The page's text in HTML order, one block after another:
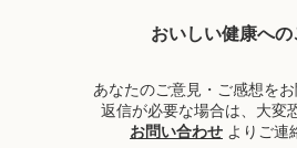
おいしい健康へ
あなたのご意見・ご感想を
返信が必要な場合は、大変
お問い合わせ よりご連